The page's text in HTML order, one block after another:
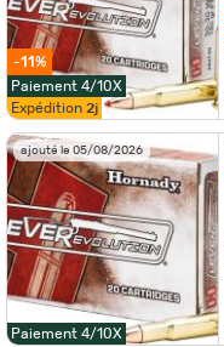
-11%
Paiement 4/10X
Expédition 2j
ajouté le 05/08/2026
Paiement 4/10X